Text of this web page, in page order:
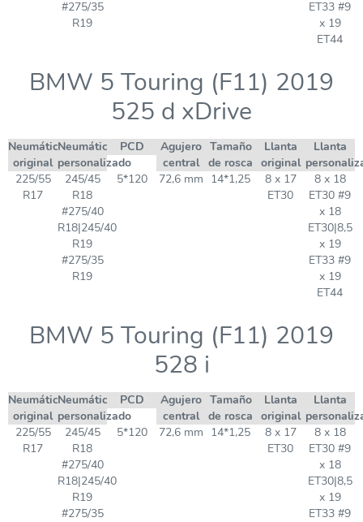
#275/35
R19
ET33 #9
x 19
ET44
BMW 5 Touring (F11) 2019
525 d xDrive
Neumático
original
Neumático
personalizado
PCD
Agujero
central
Tamaño
de rosca
Llanta
original
Llanta
225/55
R17
245/45
R18
#275/40
R18|245/40
R19
#275/35
R19
5*120 72,6 mm 14*1,25
8 x 17
ET30
8 x 18
ET30 #9
x 18
ET30|8,5
x 19
ET33 #9
x 19
ET44
BMW 5 Touring (F11) 2019
528 i
Neumático
original
Neumático
personalizado
PCD
Agujero
central
Tamaño
de rosca
Llanta
original
Llanta
225/55
R17
245/45
R18
#275/40
R18|245/40
R19
#275/35
5*120 72,6 mm 14*1,25
8 x 17
ET30
8 x 18
ET30 #9
x 18
ET30|8,5
x 19
ET33 #9